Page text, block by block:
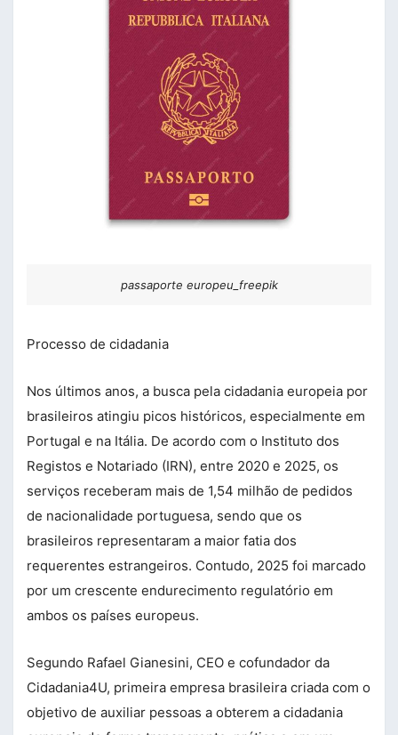
passaporte europeu_freepik
Processo de cidadania
Nos últimos anos, a busca pela cidadania europeia por
brasileiros atingiu picos históricos, especialmente em
Portugal e na Itália. De acordo com o Instituto dos
Registos e Notariado (IRN), entre 2020 e 2025, os
serviços receberam mais de 1,54 milhão de pedidos
de nacionalidade portuguesa, sendo que os
brasileiros representaram a maior fatia dos
requerentes estrangeiros. Contudo, 2025 foi marcado
por um crescente endurecimento regulatório em
ambos os países europeus.
Segundo Rafael Gianesini, CEO e cofundador da
Cidadania4U, primeira empresa brasileira criada com o
objetivo de auxiliar pessoas a obterem a cidadania